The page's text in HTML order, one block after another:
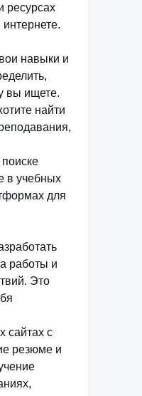
ресурсах
навыки и
вы ищете.
найти
в учебных
для
работы и
Это
сайтах с
резюме и